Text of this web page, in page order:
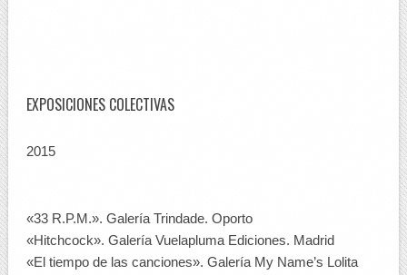
EXPOSICIONES COLECTIVAS
2015
«33 R.P.M.». Galería Trindade. Oporto
«Hitchcock». Galería Vuelapluma Ediciones. Madrid
«El tiempo de las canciones». Galería My Name’s Lolita